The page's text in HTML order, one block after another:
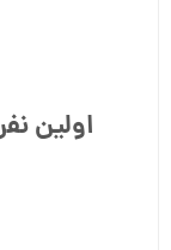
اولین